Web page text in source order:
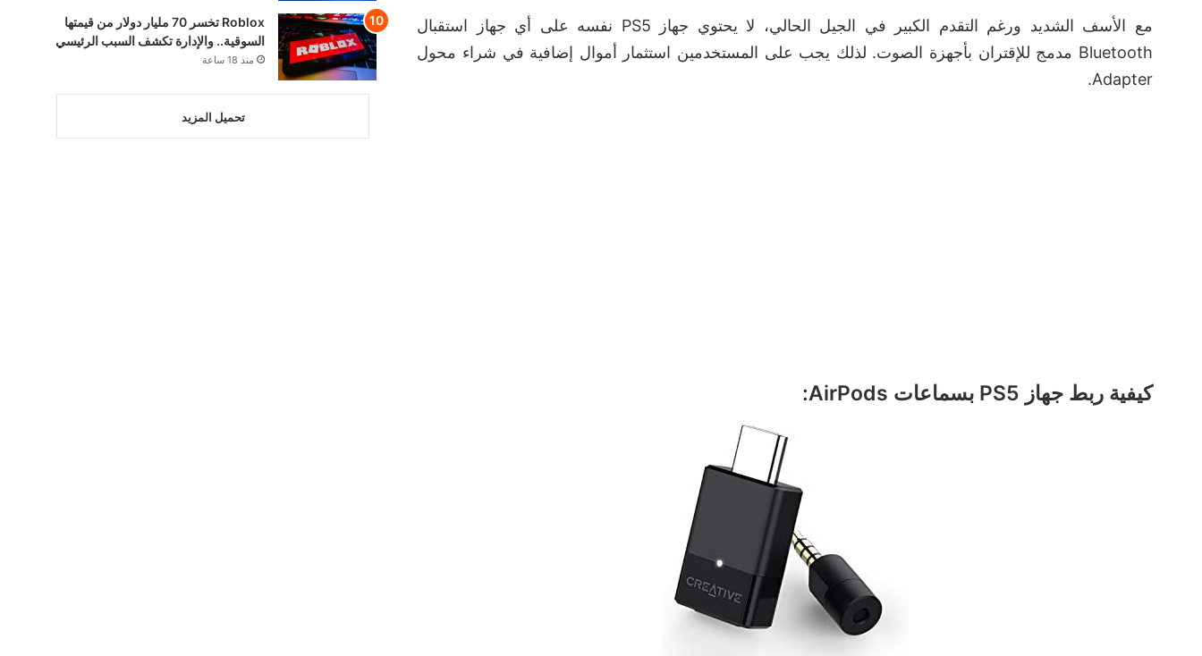
مع الأسف الشديد ورغم التقدم الكبير في الجيل الحالي، لا يحتوي جهاز PS5 نفسه على أي جهاز استقبال
Bluetooth مدمج للإقتران بأجهزة الصوت. لذلك يجب على المستخدمين استثمار أموال إضافية في شراء محول
Adapter.
كيفية ربط جهاز PS5 بسماعات AirPods:
Roblox تخسر 70 مليار دولار من قيمتها
السوقية.. والإدارة تكشف السبب الرئيسي
منذ 18 ساعة
تحميل المزيد